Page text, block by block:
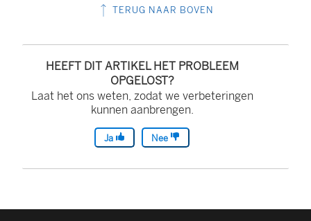
TERUG NAAR BOVEN
HEEFT DIT ARTIKEL HET PROBLEEM
OPGELOST?
Laat het ons weten, zodat we verbeteringen
kunnen aanbrengen.
Ja Nee